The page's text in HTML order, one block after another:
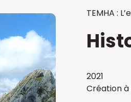
TEMHA :
2021
Création à